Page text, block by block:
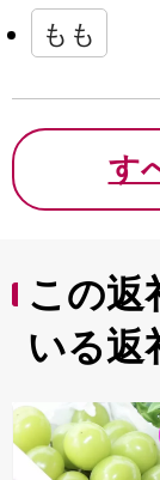
もも
す
この返
いる返